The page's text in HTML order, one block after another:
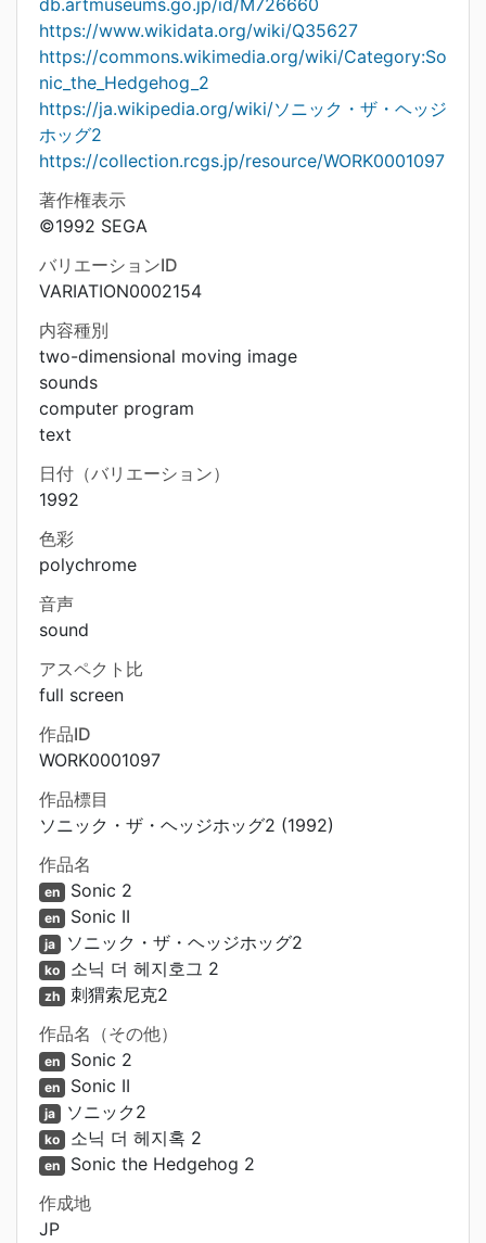
db.artmuseums.go.jp/id/M726660
https://www.wikidata.org/wiki/Q35627
https://commons.wikimedia.org/wiki/Category:So
nic_the_Hedgehog_2
https://ja.wikipedia.org/wiki/ソニック・ザ・ヘッジ
ホッグ2
https://collection.rcgs.jp/resource/WORK0001097
著作権表示
©1992 SEGA
バリエーションID
VARIATION0002154
内容種別
two-dimensional moving image
sounds
computer program
text
日付（バリエーション）
1992
色彩
polychrome
音声
sound
アスペクト比
full screen
作品ID
WORK0001097
作品標目
ソニック・ザ・ヘッジホッグ2 (1992)
作品名
en Sonic 2
en Sonic II
ja ソニック・ザ・ヘッジホッグ2
ko 소닉 더 헤지호그 2
zh 刺猬索尼克2
作品名（その他）
en Sonic 2
en Sonic II
ja ソニック2
ko 소닉 더 헤지혹 2
en Sonic the Hedgehog 2
作成地
JP